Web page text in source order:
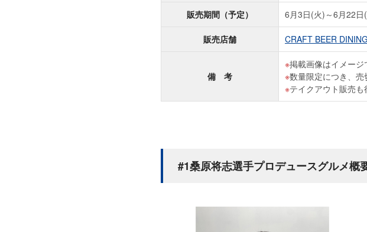
販売期間（予定） 6月3日(火)～6月22日
販売店舗 CRAFT BEER
備 考
掲載画像はイメー
数量限定につき、
テイクアウト販売
#1桑原将志選手プロデュースグルメ概